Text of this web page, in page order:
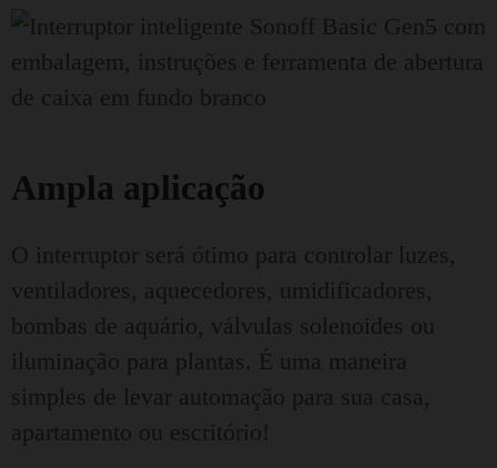
Ampla aplicação
O interruptor será ótimo para controlar luzes,
ventiladores, aquecedores, umidificadores,
bombas de aquário, válvulas solenoides ou
iluminação para plantas. É uma maneira
simples de levar automação para sua casa,
apartamento ou escritório!